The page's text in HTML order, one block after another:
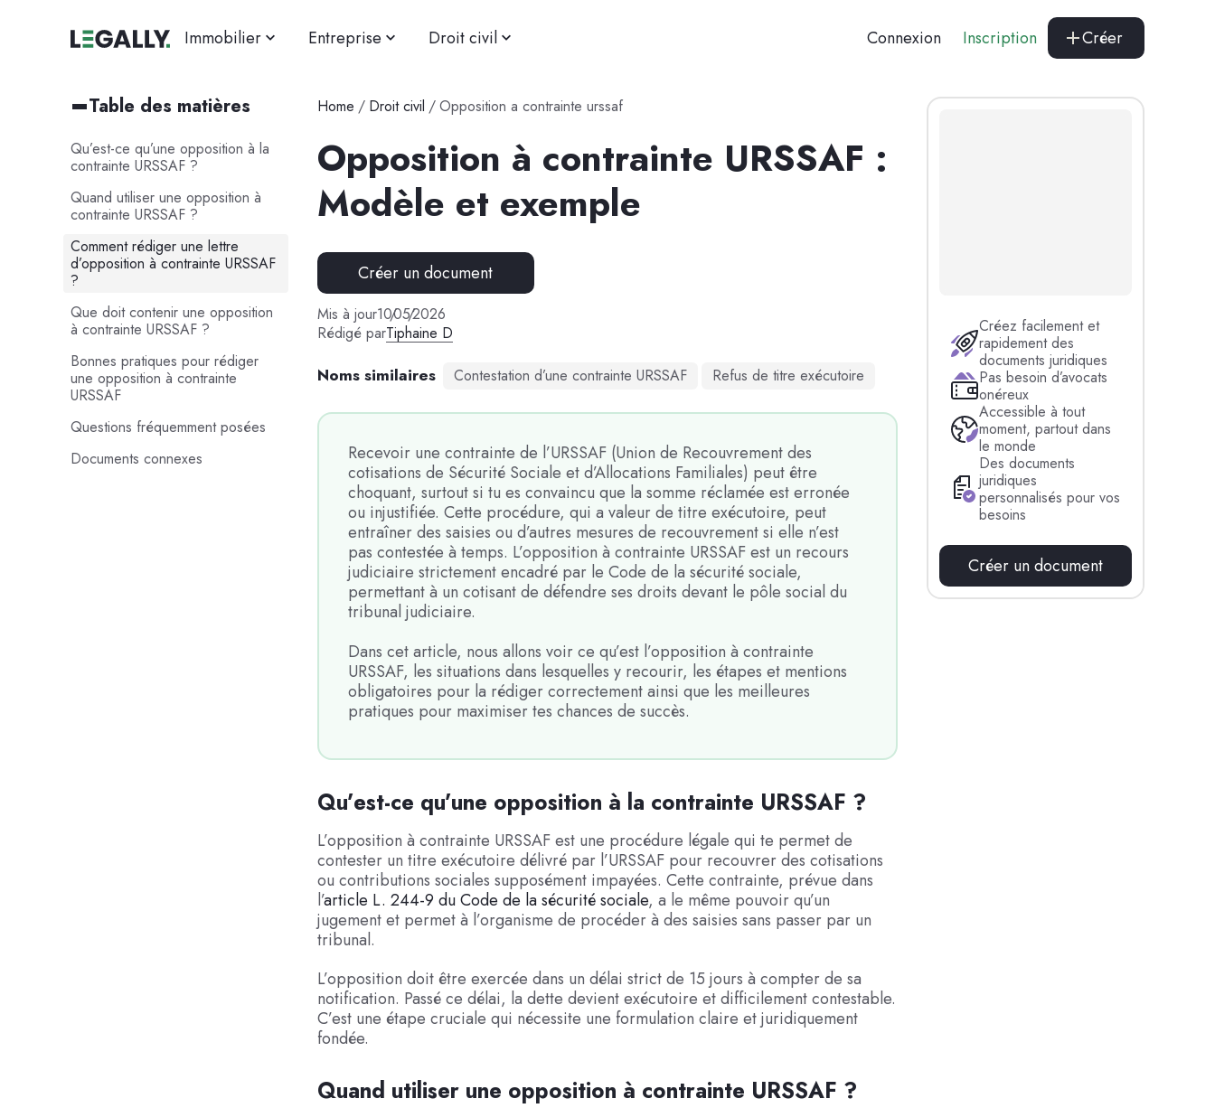
Immobilier Entreprise Droit civil Connexion Inscription Créer
Home / Droit civil /Opposition a contrainte urssaf
Opposition à contrainte URSSAF :
Modèle et exemple
Créer un document
Mis à jour10/05/2026
Rédigé parTiphaine D
Noms similaires Contestation d’une contrainte URSSAF Refus de titre exécutoire
Créez facilement et
rapidement des
documents juridiques
Pas besoin d’avocats
onéreux
Accessible à tout
moment, partout dans
le monde
Des documents
juridiques
personnalisés pour vos
besoins
Créer un document
Recevoir une contrainte de l’URSSAF (Union de Recouvrement des
cotisations de Sécurité Sociale et d’Allocations Familiales) peut être
choquant, surtout si tu es convaincu que la somme réclamée est erronée
ou injustifiée. Cette procédure, qui a valeur de titre exécutoire, peut
entraîner des saisies ou d’autres mesures de recouvrement si elle n’est
pas contestée à temps. L’opposition à contrainte URSSAF est un recours
judiciaire strictement encadré par le Code de la sécurité sociale,
permettant à un cotisant de défendre ses droits devant le pôle social du
tribunal judiciaire.
Dans cet article, nous allons voir ce qu’est l’opposition à contrainte
URSSAF, les situations dans lesquelles y recourir, les étapes et mentions
obligatoires pour la rédiger correctement ainsi que les meilleures
pratiques pour maximiser tes chances de succès.
Table des matières
Qu’est-ce qu’une opposition à la
contrainte URSSAF ?
Quand utiliser une opposition à
contrainte URSSAF ?
Comment rédiger une lettre
d’opposition à contrainte URSSAF
?
Que doit contenir une opposition
à contrainte URSSAF ?
Bonnes pratiques pour rédiger
une opposition à contrainte
URSSAF
Questions fréquemment posées
Documents connexes
Qu’est-ce qu’une opposition à la contrainte URSSAF ?
L’opposition à contrainte URSSAF est une procédure légale qui te permet de
contester un titre exécutoire délivré par l’URSSAF pour recouvrer des cotisations
ou contributions sociales supposément impayées. Cette contrainte, prévue dans
l’article L. 244-9 du Code de la sécurité sociale, a le même pouvoir qu’un
jugement et permet à l’organisme de procéder à des saisies sans passer par un
tribunal.
L’opposition doit être exercée dans un délai strict de 15 jours à compter de sa
notification. Passé ce délai, la dette devient exécutoire et difficilement contestable.
C’est une étape cruciale qui nécessite une formulation claire et juridiquement
fondée.
Quand utiliser une opposition à contrainte URSSAF ?